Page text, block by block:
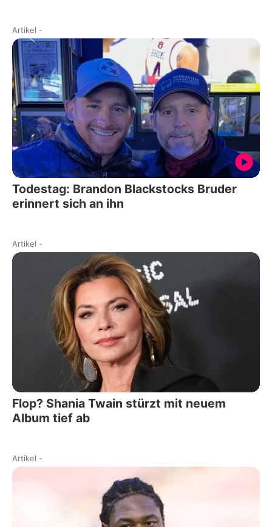
Artikel -
Todestag: Brandon Blackstocks Bruder
erinnert sich an ihn
Artikel -
Flop? Shania Twain stürzt mit neuem
Album tief ab
Artikel -